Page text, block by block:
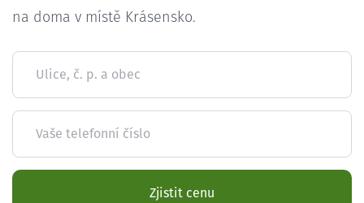
na doma v místě Krásensko.
Ulice, č. p. a obec
Vaše telefonní číslo
Zjistit cenu